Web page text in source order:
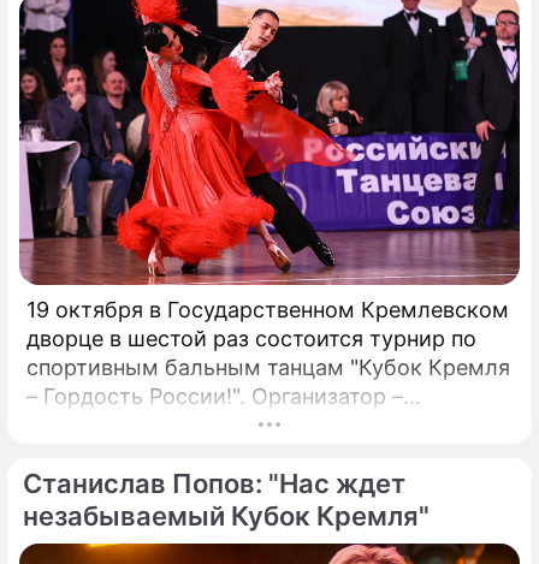
правовой сфере. Понимание этих
препятствий имеет важное значение для
предприятий, рассматривающих
возможность внедрения Биткойна.
19 октября в Государственном Кремлевском
дворце в шестой раз состоится турнир по
спортивным бальным танцам "Кубок Кремля
– Гордость России!". Организатор –
президент Российского танцевального
народный артист России Станислав Попов.
Станислав Попов: "Нас ждет
незабываемый Кубок Кремля"